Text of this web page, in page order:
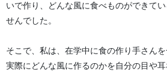
いで作り、どんな風に食べものができて
せんでした。
そこで、私は、在学中に食の作り手さんを
実際にどんな風に作るのかを自分の目や